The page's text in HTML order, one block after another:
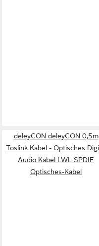
deleyCON deleyCON 0,5m
Toslink Kabel - Optisches
Audio Kabel LWL SPDIF
Optisches-Kabel